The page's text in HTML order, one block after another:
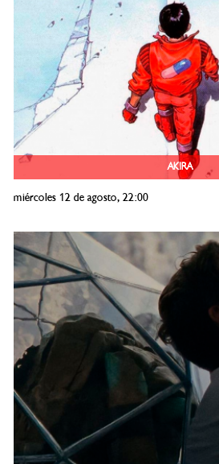
AKIRA
miércoles 12 de agosto, 22:00